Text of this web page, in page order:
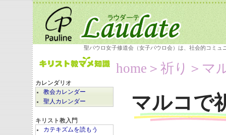
聖パウロ女子修道会（女子パウロ会）は、社会的コミ
カレンダリオ
教会カレンダー
聖人カレンダー
キリスト教入門
カテキズムを読もう
home ＞祈り＞ マ
マルコで